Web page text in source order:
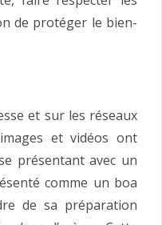
de protéger le bien-
et sur les réseaux
et vidéos ont
présentant avec un
comme un boa
de sa préparation